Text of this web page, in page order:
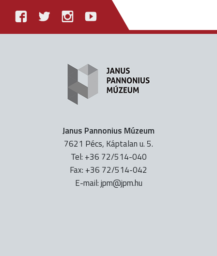
Janus Pannonius Múzeum
7621 Pécs, Káptalan u. 5.
Tel: +36 72/514-040
Fax: +36 72/514-042
E-mail:uh.mpj@mpj